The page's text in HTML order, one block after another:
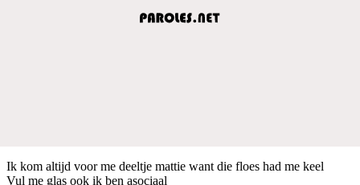
Ik kom altijd voor me deeltje mattie want die floes had me keel
Vul me glas ook ik ben asociaal